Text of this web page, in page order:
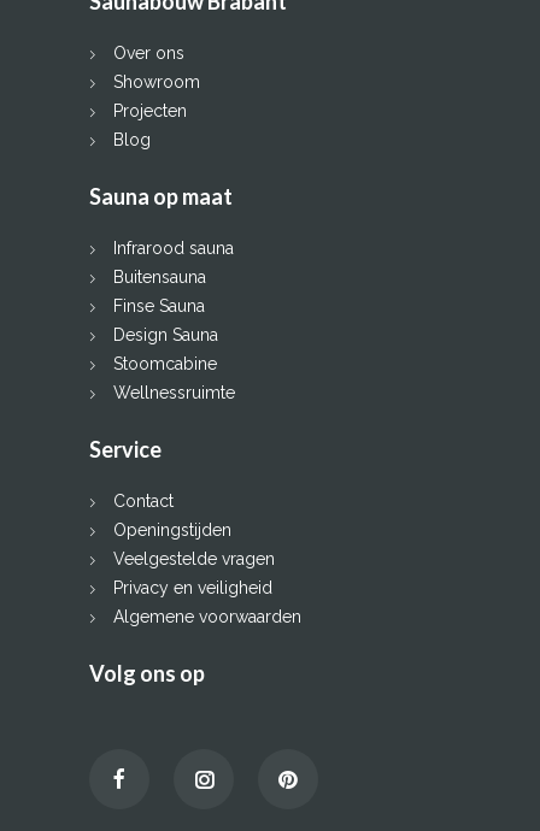
Over ons
Showroom
Projecten
Blog
Sauna op maat
Infrarood sauna
Buitensauna
Finse Sauna
Design Sauna
Stoomcabine
Wellnessruimte
Service
Contact
Openingstijden
Veelgestelde vragen
Privacy en veiligheid
Algemene voorwaarden
Volg ons op